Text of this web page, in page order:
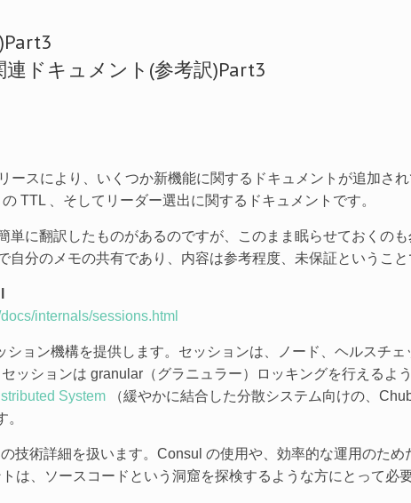
ースにより、いくつか新機能に関するドキュメントが追加さ
TTL 、そしてリーダー選出に関するドキュメントです。
単に翻訳したものがあるのですが、このまま眠らせておくの
自分のメモの共有であり、内容は参考程度、未保証ということ
internals/sessions.html
ョン機構を提供します。セッションは、ノード、ヘルスチ
ッションは granular（グラニュラー）ロッキングを行えるよ
System
（緩やかに結合した分散システム向けの、
技術詳細を扱います。Consul の使用や、効率的な運用のため
は、ソースコードという洞窟を探検するような方にとって必